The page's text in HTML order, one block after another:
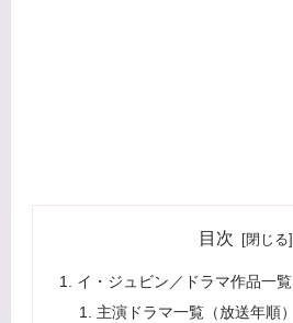
目次
イ・ジュビン／ドラマ作品一覧
主演ドラマ一覧（放送年順）